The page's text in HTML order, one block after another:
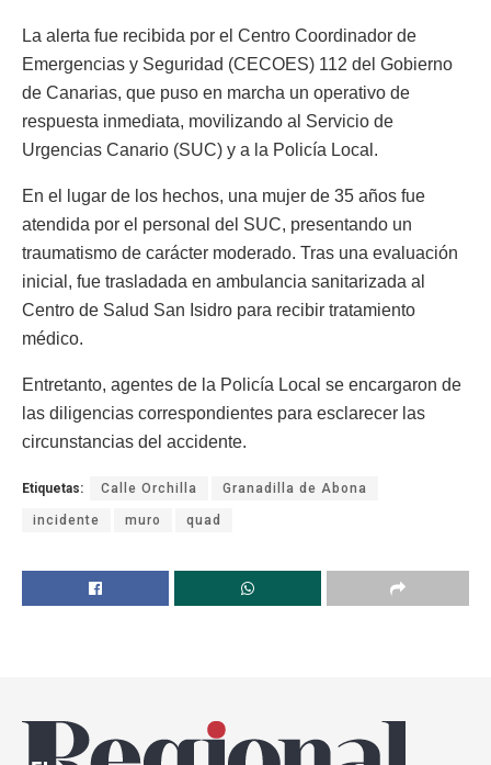
La alerta fue recibida por el Centro Coordinador de
Emergencias y Seguridad (CECOES) 112 del Gobierno
de Canarias, que puso en marcha un operativo de
respuesta inmediata, movilizando al Servicio de
Urgencias Canario (SUC) y a la Policía Local.
En el lugar de los hechos, una mujer de 35 años fue
atendida por el personal del SUC, presentando un
traumatismo de carácter moderado. Tras una evaluación
inicial, fue trasladada en ambulancia sanitarizada al
Centro de Salud San Isidro para recibir tratamiento
médico.
Entretanto, agentes de la Policía Local se encargaron de
las diligencias correspondientes para esclarecer las
circunstancias del accidente.
Etiquetas: Calle Orchilla Granadilla de Abona
incidente muro quad